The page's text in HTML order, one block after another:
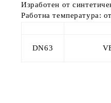
Изработен от
Работна температура:
DN63